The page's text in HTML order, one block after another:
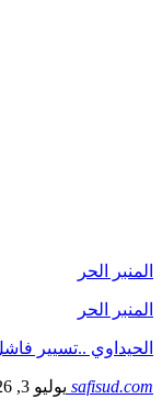
المنبر الحر
المنبر الحر
الحيداوي ..تسيير
safisud.com يوليو 3, 2026